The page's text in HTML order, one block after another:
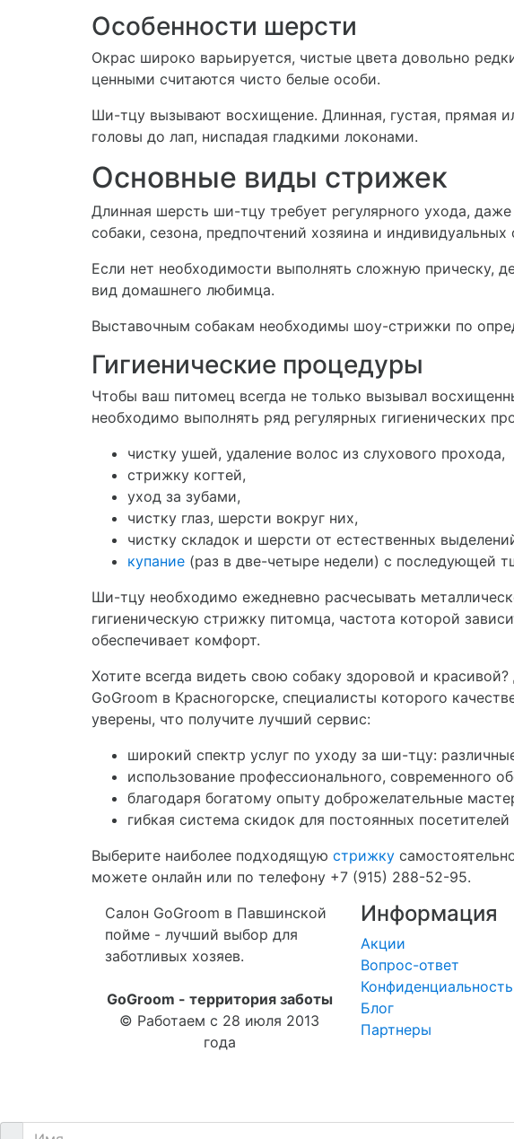
Особенности шерсти
Окрас широко варьируется, чистые цвета довольно
ценными считаются чисто белые особи.
Ши-тцу вызывают восхищение. Длинная, густая, прямая
головы до лап, ниспадая гладкими локонами.
Основные виды стрижек
Длинная шерсть ши-тцу требует регулярного ухода,
собаки, сезона, предпочтений хозяина и
Если нет необходимости выполнять сложную прическу,
вид домашнего любимца.
Выставочным собакам необходимы шоу-стрижки по
Гигиенические процедуры
Чтобы ваш питомец всегда не только вызывал
необходимо выполнять ряд регулярных гигиенических
чистку ушей, удаление волос из слухового прохода,
стрижку когтей,
уход за зубами,
чистку глаз, шерсти вокруг них,
чистку складок и шерсти от естественных
купание (раз в две-четыре недели) с последующей
Ши-тцу необходимо ежедневно расчесывать
гигиеническую стрижку питомца, частота которой
обеспечивает комфорт.
Хотите всегда видеть свою собаку здоровой и
GoGroom в Красногорске, специалисты которого
уверены, что получите лучший сервис:
широкий спектр услуг по уходу за ши-тцу:
использование профессионального, современного
благодаря богатому опыту доброжелательные
гибкая система скидок для постоянных
Выберите наиболее подходящую стрижку
можете онлайн или по телефону +7 (915) 288-52-95.
Салон GoGroom в Павшинской
пойме - лучший выбор для
заботливых хозяев.
GoGroom - территория заботы
© Работаем с 28 июля 2013
года
Информация
Акции
Вопрос-ответ
Конфиденциальность
Блог
Партнеры